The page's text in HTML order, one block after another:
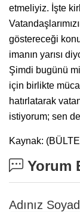
etmeliyiz. İşte
göstereceği
imanın yarısı
Şimdi bugünü
için birlikte
hatırlatarak
istiyorum; sen
Kaynak:
Yorum
Adınız